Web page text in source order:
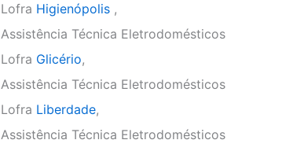
Lofra Higienópolis ,
Assistência Técnica Eletrodomésticos
Lofra Glicério,
Assistência Técnica Eletrodomésticos
Lofra Liberdade,
Assistência Técnica Eletrodomésticos